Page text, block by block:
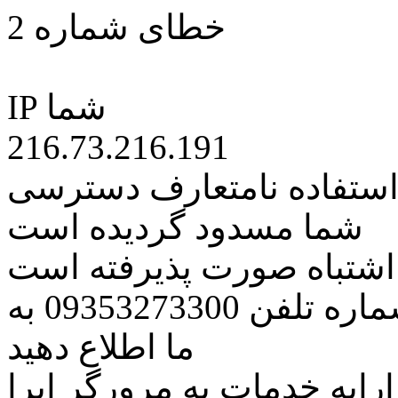
خطای شماره 2
IP شما
216.73.216.191
نامتعارف دسترسی
شما مسدود گردیده است
اشتباه صورت پذیرفته است
مراتب این مسئله را از طریق شماره تلفن 09353273300 به
ما اطلاع دهید
خدمات به مرورگر اپرا